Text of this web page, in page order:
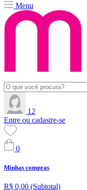
Menu
12
Entre ou cadastre-se
0
Minhas compras
R$ 0,00 (Subtotal)